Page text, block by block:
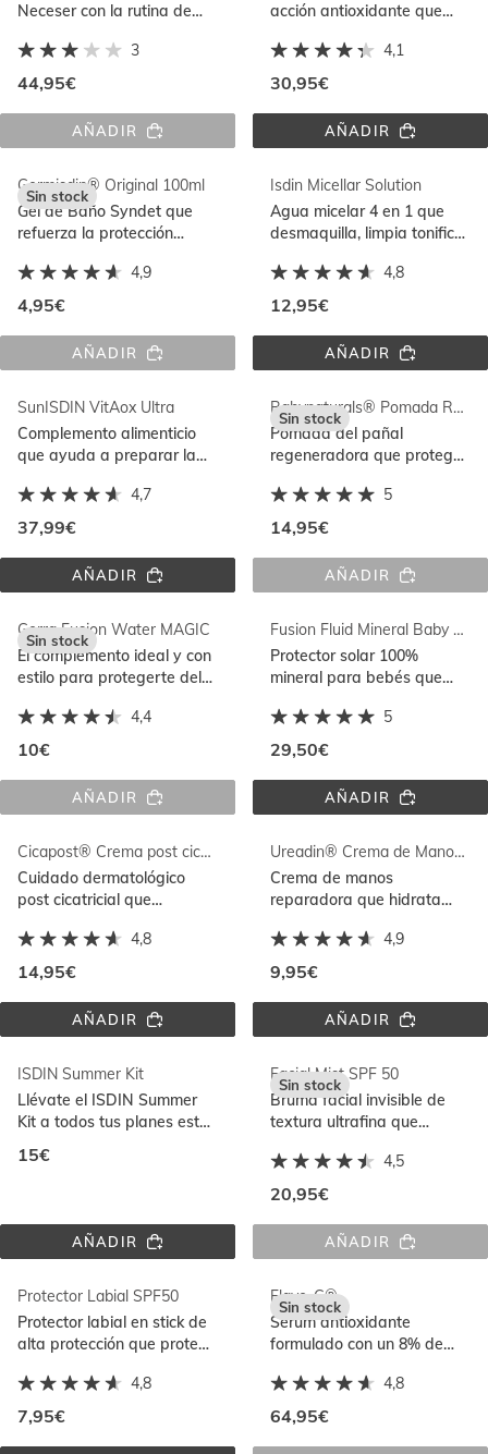
Neceser con la rutina de
3
44,95€
AÑADIRBABYNATURALS®
acción antioxidante que
el daño solar con Night
Repairsomes
4,1
30,95€
AÑADIRERYFOTONA®
Germisdin® Original 100ml
Gel de Baño Syndet que
refuerza la protección
normal y piel sensible
4,9
4,95€
Sin stock
AÑADIRGERMISDIN®
Isdin Micellar Solution
Agua micelar 4 en 1 que
desmaquilla, limpia tonifica
función barrera 4,8
12,95€
AÑADIRISDIN
SunISDIN VitAox Ultra
Complemento alimenticio
que ayuda a preparar la
antioxidante VitaOX Ultra
4,7
37,99€
AÑADIRSUNISDIN
Babynaturals® Pomada Regeneradora 100ml
Pomada del pañal
regeneradora que protege,
barrera cutánea5
14,95€
Sin stock
AÑADIR
100ML
Gorra Fusion Water MAGIC
El complemento ideal y con
estilo para protegerte del
100% algodón 4,4
10€
Sin stock
AÑADIRGORRA
MAGIC
Fusion Fluid Mineral Baby Pediatrics SPF 50
Protector solar 100%
mineral para bebés que
Skin Barrier Complex
5
29,50€
AÑADIRFUSION
BABY
PEDIATRICS
SPF
50
Cicapost® Crema post cicatricial
Cuidado dermatológico
post cicatricial que
natural de la piel y unifica
el tono
4,8
14,95€
AÑADIRCICAPOST®
CICATRICIAL
Ureadin® Crema de Manos Manos Plus
Crema de manos
reparadora que hidrata
seca y con tendencia a
agrietarse
4,9
9,95€
AÑADIRUREADIN®
MANOS
MANOS
ISDIN Summer Kit
Llévate el ISDIN Summer
Kit a todos tus planes este
15€
AÑADIRISDIN
Facial Mist SPF 50
Bruma facial invisible de
textura ultrafina que
para aplicar sobre
maquillaje
4,5
20,95€
Sin stock
AÑADIRFACIAL
Protector Labial SPF50
Protector labial en stick de
alta protección que protege
labios con acción
antioxidante
4,8
7,95€
Flavo-C®
Sérum antioxidante
formulado con un 8% de
ilumina, suaviza e hidrata la
piel
4,8
64,95€
Sin stock